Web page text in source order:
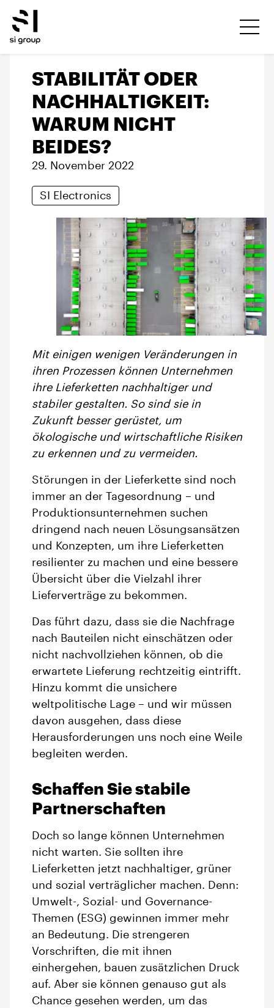
STABILITÄT ODER
NACHHALTIGKEIT:
WARUM NICHT
BEIDES?
29. November 2022
SI Electronics
Mit einigen wenigen Veränderungen in
ihren Prozessen können Unternehmen
ihre Lieferketten nachhaltiger und
stabiler gestalten. So sind sie in
Zukunft besser gerüstet, um
ökologische und wirtschaftliche Risiken
zu erkennen und zu vermeiden.
Störungen in der Lieferkette sind noch
immer an der Tagesordnung – und
Produktionsunternehmen suchen
dringend nach neuen Lösungsansätzen
und Konzepten, um ihre Lieferketten
resilienter zu machen und eine bessere
Übersicht über die Vielzahl ihrer
Lieferverträge zu bekommen.
Das führt dazu, dass sie die Nachfrage
nach Bauteilen nicht einschätzen oder
nicht nachvollziehen können, ob die
erwartete Lieferung rechtzeitig eintrifft.
Hinzu kommt die unsichere
weltpolitische Lage – und wir müssen
davon ausgehen, dass diese
Herausforderungen uns noch eine Weile
begleiten werden.
Schaffen Sie stabile
Partnerschaften
Doch so lange können Unternehmen
nicht warten. Sie sollten ihre
Lieferketten jetzt nachhaltiger, grüner
und sozial verträglicher machen. Denn:
Umwelt-, Sozial- und Governance-
Themen (ESG) gewinnen immer mehr
an Bedeutung. Die strengeren
Vorschriften, die mit ihnen
einhergehen, bauen zusätzlichen Druck
auf. Aber sie können genauso gut als
Chance gesehen werden, um das